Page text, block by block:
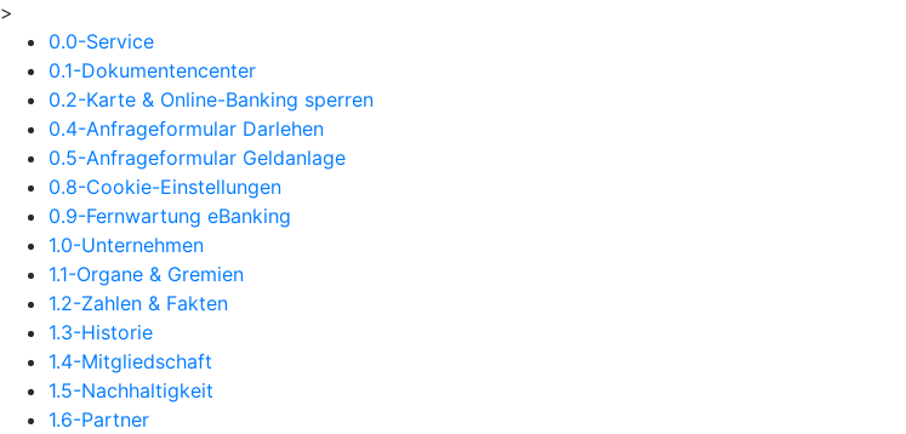
>
0.0-Service
0.1-Dokumentencenter
0.2-Karte & Online-Banking sperren
0.4-Anfrageformular Darlehen
0.5-Anfrageformular Geldanlage
0.8-Cookie-Einstellungen
0.9-Fernwartung eBanking
1.0-Unternehmen
1.1-Organe & Gremien
1.2-Zahlen & Fakten
1.3-Historie
1.4-Mitgliedschaft
1.5-Nachhaltigkeit
1.6-Partner